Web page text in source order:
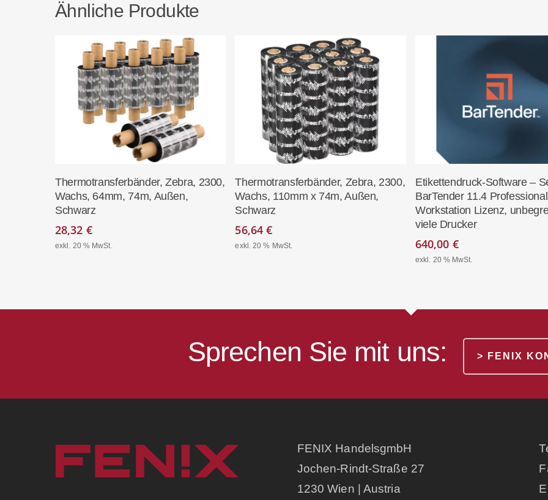
Ähnliche Produkte
In Den Warenkorb
Thermotransferbänder, Zebra, 2300,
Wachs, 64mm, 74m, Außen,
Schwarz
28,32 €
exkl. 20 % MwSt.
In Den Warenkorb
Thermotransferbänder, Zebra, 2300,
Wachs, 110mm x 74m, Außen,
Schwarz
56,64€
exkl. 20 % MwSt.
In Den
Etikettendruck-Software –
BarTender 11.4
Workstation Lizenz,
viele Drucker
640,00 €
exkl. 20 % MwSt.
Sprechen Sie mit uns: > FENIX
FENIX HandelsgmbH
Jochen-Rindt-Straße 27
1230 Wien | Austria